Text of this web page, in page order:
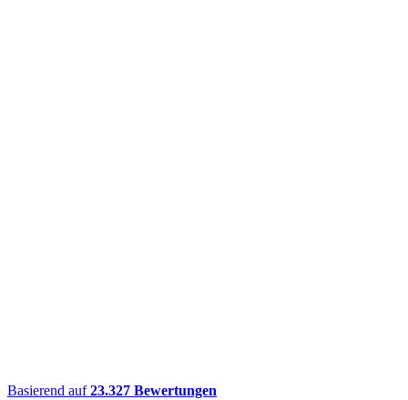
Basierend auf23.327 Bewertungen